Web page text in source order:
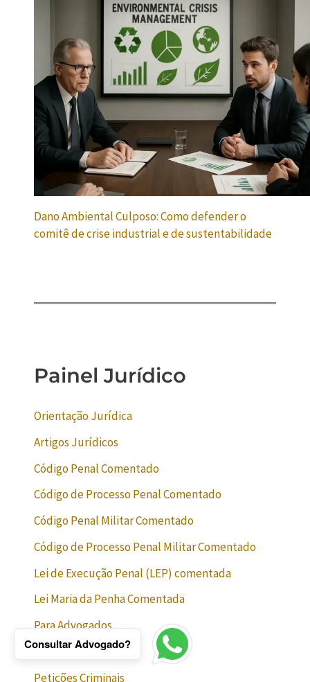
Dano Ambiental Culposo: Como defender o
comitê de crise industrial e de sustentabilidade
Painel Jurídico
Orientação Jurídica
Artigos Jurídicos
Código Penal Comentado
Código de Processo Penal Comentado
Código Penal Militar Comentado
Código de Processo Penal Militar Comentado
Lei de Execução Penal (LEP) comentada
Lei Maria da Penha Comentada
Para Advogados
Marketing Jurídico
Petições Criminais
Consultar Advogado?